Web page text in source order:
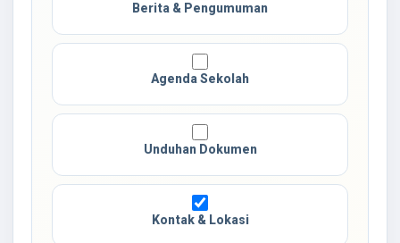
Berita & Pengumuman
Agenda Sekolah
Unduhan Dokumen
Kontak & Lokasi